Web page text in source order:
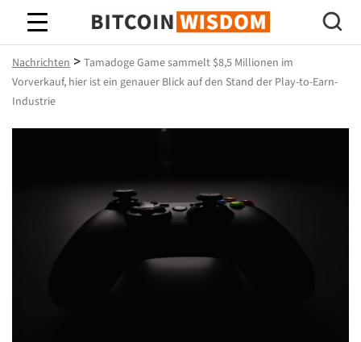
Bitcoin-Weisheit
Nachrichten > Tamadoge Game sammelt $8,5 Millionen im
Vorverkauf, hier ist ein genauer Blick auf den Stand der Play-to-Earn-
Industrie